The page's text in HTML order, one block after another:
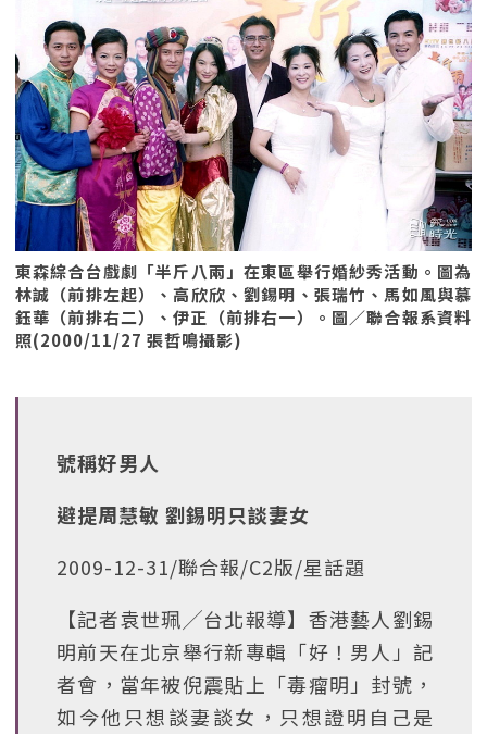
東森綜合台戲劇「半斤八兩」在東區舉行婚紗秀活動。圖為
林誠（前排左起）、高欣欣、劉錫明、張瑞竹、馬如風與慕
鈺華（前排右二）、伊正（前排右一）。圖／聯合報系資料
照(2000/11/27 張哲鳴攝影)
號稱好男人
避提周慧敏 劉錫明只談妻女
2009-12-31/聯合報/C2版/星話題
【記者袁世珮╱台北報導】香港藝人劉錫
明前天在北京舉行新專輯「好！男人」記
者會，當年被倪震貼上「毒瘤明」封號，
如今他只想談妻談女，只想證明自己是